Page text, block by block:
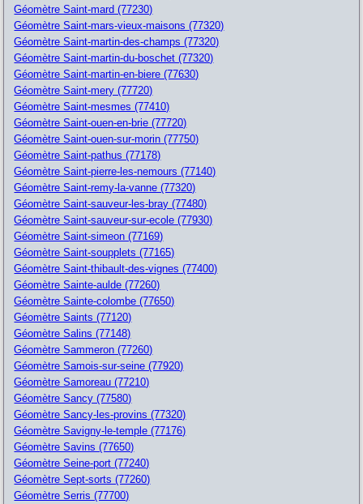
Géomètre Saint-mard (77230)
Géomètre Saint-mars-vieux-maisons (77320)
Géomètre Saint-martin-des-champs (77320)
Géomètre Saint-martin-du-boschet (77320)
Géomètre Saint-martin-en-biere (77630)
Géomètre Saint-mery (77720)
Géomètre Saint-mesmes (77410)
Géomètre Saint-ouen-en-brie (77720)
Géomètre Saint-ouen-sur-morin (77750)
Géomètre Saint-pathus (77178)
Géomètre Saint-pierre-les-nemours (77140)
Géomètre Saint-remy-la-vanne (77320)
Géomètre Saint-sauveur-les-bray (77480)
Géomètre Saint-sauveur-sur-ecole (77930)
Géomètre Saint-simeon (77169)
Géomètre Saint-soupplets (77165)
Géomètre Saint-thibault-des-vignes (77400)
Géomètre Sainte-aulde (77260)
Géomètre Sainte-colombe (77650)
Géomètre Saints (77120)
Géomètre Salins (77148)
Géomètre Sammeron (77260)
Géomètre Samois-sur-seine (77920)
Géomètre Samoreau (77210)
Géomètre Sancy (77580)
Géomètre Sancy-les-provins (77320)
Géomètre Savigny-le-temple (77176)
Géomètre Savins (77650)
Géomètre Seine-port (77240)
Géomètre Sept-sorts (77260)
Géomètre Serris (77700)